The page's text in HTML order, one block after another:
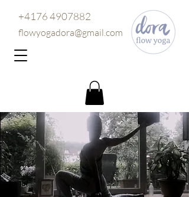
flowyogadora@gmail.com
+4176 4907882